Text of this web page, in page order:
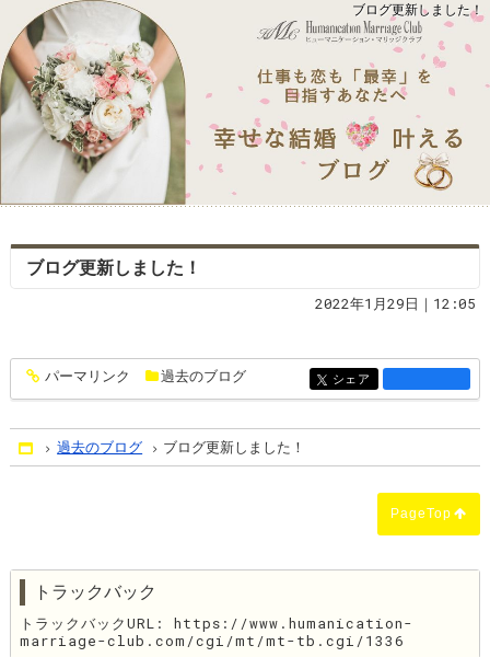
ブログ更新しました！
ブログ更新しました！
2022年1月29日｜12:05
entry1349
パーマリンク 過去のブログ entry1349
シェア
Home
過去のブログ ブログ更新しました！
PageTop
トラックバック
トラックバックURL: https://www.humanication-
marriage-club.com/cgi/mt/mt-tb.cgi/1336